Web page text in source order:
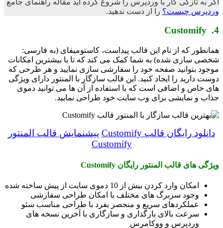
وردپرس چیست؟ را از دست ندهید.
4. Customify
همانطور که از نام این قالب پیداست، کاستومیفای (به فارسی:
شخصی سازی شده) به شما کمک می کند که تا با بیشترین امکانات
موجود بتوانید صفحه خود را سفارشی سازی نمایید و هر طرحی که
دوست دارید را ایجاد کنید. این قالب سازگار با المنتور دارای ویژگی
های خاص و اضافی است که با استفاده از آن ها می توانید دموی
جذاب و نمایشی برای وب سایت خود طراحی نمایید.
دانلود رایگان قالب Customify
پیشنمایش قالب المنتور
Customify
ویژگی های قالب المنتور رایگان Customify
امکان وارد کردن بیش از 10 دموی سایت از پیش ساخته شده
وجود سربرگ های مختلف با امکان طراحی سفارشی
عملکردهای سریع و منحصر بفرد با طراحی مناسب سئو
سرعت بالای بارگذاری و سازگاری با آخرین نسخه های
وردپرس و ووکامرس